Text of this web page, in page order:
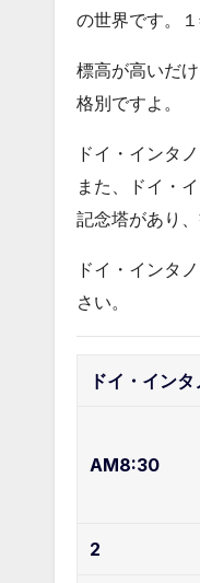
の世界です。
標高が高いだ
格別ですよ。
ドイ・インタ
また、ドイ・
記念塔があり
ドイ・インタ
さい。
ドイ・イン
AM8:30
2